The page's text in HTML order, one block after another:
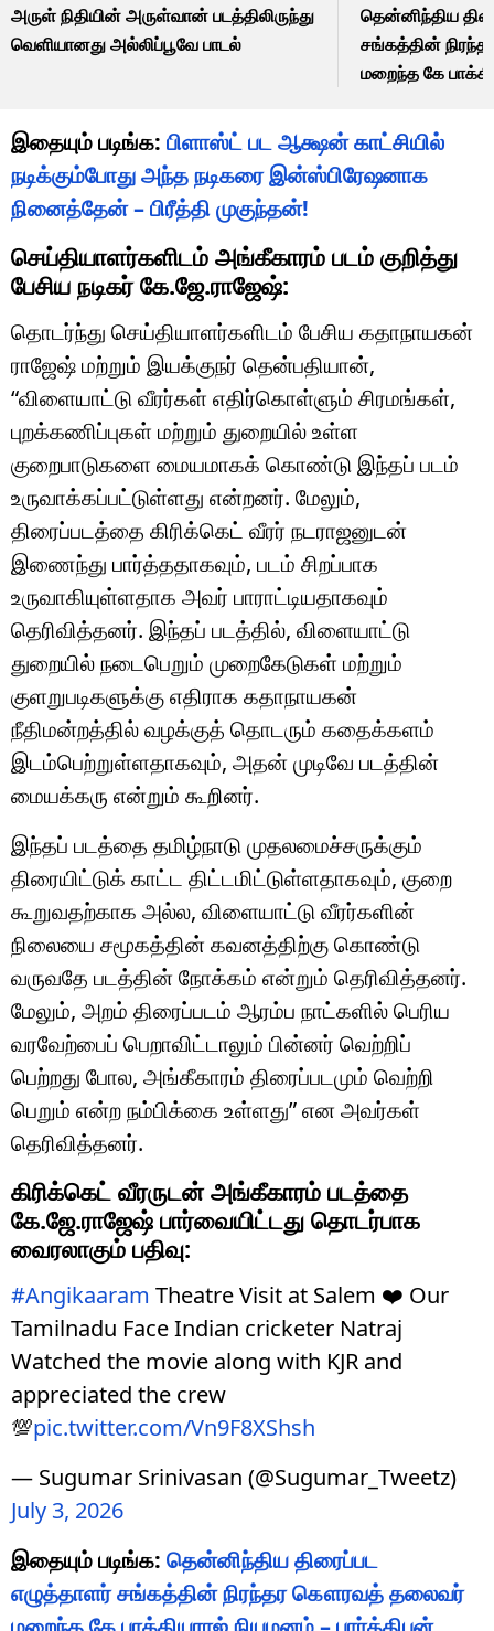
அருள் நிதியின் அருள்வான் படத்திலிருந்து
வெளியானது அல்லிப்பூவே பாடல்
தென்னிந்திய
சங்கத்தின்
மறைந்த கே
இதையும் படிங்க: பிளாஸ்ட் பட ஆக்ஷன் காட்சியில்
நடிக்கும்போது அந்த நடிகரை இன்ஸ்பிரேஷனாக
நினைத்தேன் – பிரீத்தி முகுந்தன்!
செய்தியாளர்களிடம் அங்கீகாரம் படம் குறித்து
பேசிய நடிகர் கே.ஜே.ராஜேஷ்:
தொடர்ந்து செய்தியாளர்களிடம் பேசிய கதாநாயகன்
ராஜேஷ் மற்றும் இயக்குநர் தென்பதியான்,
“விளையாட்டு வீரர்கள் எதிர்கொள்ளும் சிரமங்கள்,
புறக்கணிப்புகள் மற்றும் துறையில் உள்ள
குறைபாடுகளை மையமாகக் கொண்டு இந்தப் படம்
உருவாக்கப்பட்டுள்ளது என்றனர். மேலும்,
திரைப்படத்தை கிரிக்கெட் வீரர் நடராஜனுடன்
இணைந்து பார்த்ததாகவும், படம் சிறப்பாக
உருவாகியுள்ளதாக அவர் பாராட்டியதாகவும்
தெரிவித்தனர். இந்தப் படத்தில், விளையாட்டு
துறையில் நடைபெறும் முறைகேடுகள் மற்றும்
குளறுபடிகளுக்கு எதிராக கதாநாயகன்
நீதிமன்றத்தில் வழக்குத் தொடரும் கதைக்களம்
இடம்பெற்றுள்ளதாகவும், அதன் முடிவே படத்தின்
மையக்கரு என்றும் கூறினர்.
இந்தப் படத்தை தமிழ்நாடு முதலமைச்சருக்கும்
திரையிட்டுக் காட்ட திட்டமிட்டுள்ளதாகவும், குறை
கூறுவதற்காக அல்ல, விளையாட்டு வீரர்களின்
நிலையை சமூகத்தின் கவனத்திற்கு கொண்டு
வருவதே படத்தின் நோக்கம் என்றும் தெரிவித்தனர்.
மேலும், அறம் திரைப்படம் ஆரம்ப நாட்களில் பெரிய
வரவேற்பைப் பெறாவிட்டாலும் பின்னர் வெற்றிப்
பெற்றது போல, அங்கீகாரம் திரைப்படமும் வெற்றி
பெறும் என்ற நம்பிக்கை உள்ளது” என அவர்கள்
தெரிவித்தனர்.
கிரிக்கெட் வீரருடன் அங்கீகாரம் படத்தை
கே.ஜே.ராஜேஷ் பார்வையிட்டது தொடர்பாக
வைரலாகும் பதிவு:
#Angikaaram Theatre Visit at Salem ❤️ Our
Tamilnadu Face Indian cricketer Natraj
Watched the movie along with KJR and
appreciated the crew
💯pic.twitter.com/Vn9F8XShsh
— Sugumar Srinivasan (@Sugumar_Tweetz)
July 3, 2026
இதையும் படிங்க: தென்னிந்திய திரைப்பட
எழுத்தாளர் சங்கத்தின் நிரந்தர கௌரவத் தலைவர்